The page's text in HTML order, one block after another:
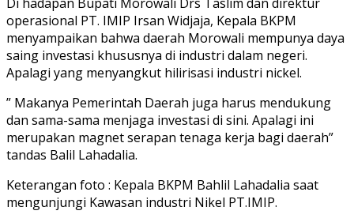
operasional PT. IMIP Irsan Widjaja, Kepala BKPM
menyampaikan bahwa daerah Morowali mempunya daya
saing investasi khususnya di industri dalam negeri.
Apalagi yang menyangkut hilirisasi industri nickel.
” Makanya Pemerintah Daerah juga harus mendukung
dan sama-sama menjaga investasi di sini. Apalagi ini
merupakan magnet serapan tenaga kerja bagi daerah”
tandas Balil Lahadalia.
Keterangan foto : Kepala BKPM Bahlil Lahadalia saat
mengunjungi Kawasan industri Nikel PT.IMIP.